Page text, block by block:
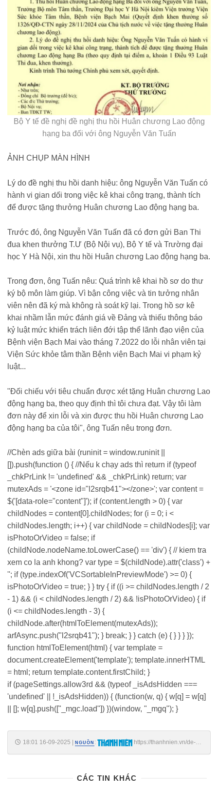
Bộ Y tế đề nghị đề nghị thu hồi Huân chương Lao động
hạng ba đối với ông Nguyễn Văn Tuấn
ẢNH CHỤP MÀN HÌNH
Lý do đề nghị thu hồi danh hiệu: ông Nguyễn Văn Tuấn có
hành vi gian dối trong việc kê khai công trạng, thành tích
để được tặng thưởng Huân chương Lao động hạng ba.
Trước đó, ông Nguyễn Văn Tuấn đã có đơn gửi Ban Thi
đua khen thưởng T.Ư (Bộ Nội vụ), Bộ Y tế và Trường đại
học Y Hà Nội, xin thu hồi Huân chương Lao động hạng ba.
Trong đơn, ông Tuấn nêu: Quá trình kê khai hồ sơ do thư
ký bộ môn làm giúp. Vì bận công việc và tin tưởng nhân
viên nên đã ký mà không rà soát kỹ lại. Trong hồ sơ kê
khai nhầm lẫn mức đánh giá về Đảng và thiếu thông báo
kỷ luật mức khiển trách liên đới tập thể lãnh đạo viện của
Bệnh viện Bạch Mai vào tháng 7.2022 do lỗi nhân viên tại
Viện Sức khỏe tâm thần Bệnh viện Bạch Mai vi phạm kỷ
luật...
"Đối chiếu với tiêu chuẩn được xét tặng Huân chương Lao
động hạng ba, theo quy định thì tôi chưa đạt. Vậy tôi làm
đơn này để xin lỗi và xin được thu hồi Huân chương Lao
động hạng ba của tôi", ông Tuấn nêu trong đơn.
//Chèn ads giữa bài (runinit = window.runinit ||
[]).push(function () { //Nếu k chạy ads thì return if (typeof
_chkPrLink != 'undefined' && _chkPrLink) return; var
mutexAds = '<zone id="l2srqb41"></zone>'; var content =
$('[data-role="content"]'); if (content.length > 0) { var
childNodes = content[0].childNodes; for (i = 0; i <
childNodes.length; i++) { var childNode = childNodes[i]; var
isPhotoOrVideo = false; if
(childNode.nodeName.toLowerCase() == 'div') { // kiem tra
xem co la anh khong? var type = $(childNode).attr('class') +
''; if (type.indexOf('VCSortableInPreviewMode') >= 0) {
isPhotoOrVideo = true; } } try { if ((i >= childNodes.length / 2
- 1) && (i < childNodes.length / 2) && !isPhotoOrVideo) { if
(i <= childNodes.length - 3) {
childNode.after(htmlToElement(mutexAds));
arfAsync.push("l2srqb41"); } break; } } catch (e) { } } } });
function htmlToElement(html) { var template =
document.createElement('template'); template.innerHTML
= html; return template.content.firstChild; }
if (pageSettings.allow3rd && (typeof _isAdsHidden ===
'undefined' || !_isAdsHidden)) { (function(w, q) { w[q] = w[q]
|| []; w[q].push(["_mgc.load"]) })(window, "_mgq"); }
18:01 16-09-2025 NGUỒN :
https://thanhnien.vn/de-
CÁC TIN KHÁC